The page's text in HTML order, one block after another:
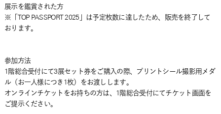
展示を鑑賞された方
※「TOP PASSPORT 2025」は予定枚数に達したため、販売を終了して
おります。
参加方法
1階総合受付にて3展セット券をご購入の際、プリントシール撮影用メダ
ル（お一人様につき1枚）をお渡しします。
オンラインチケットをお持ちの方は、1階総合受付にてチケット画面を
ご提示ください。